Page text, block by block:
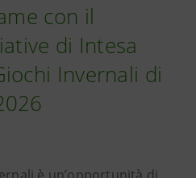
con il
di Intesa
Invernali di